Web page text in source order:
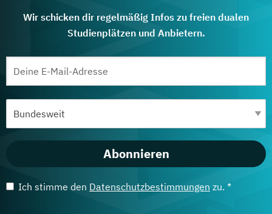
Wir schicken dir regelmäßig Infos zu freien dualen
Studienplätzen und Anbietern.
Abonnieren
Ich stimme den Datenschutzbestimmungen zu. *